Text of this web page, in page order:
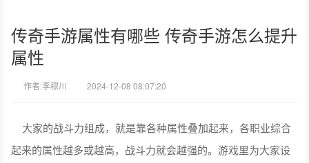
传奇手游属性有哪些 传奇手游怎么提升
属性
作者:李穆川 2024-12-08 08:07:20
大家的战斗力组成，就是靠各种属性叠加起来，各职业综合
起来的属性越多或越高，战斗力就会越强的。游戏里为大家设